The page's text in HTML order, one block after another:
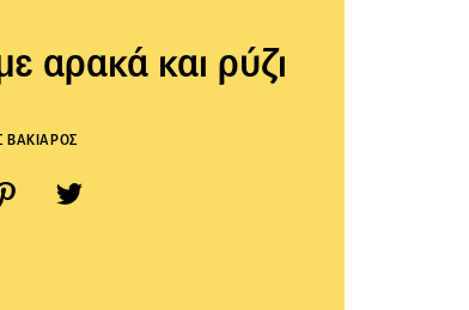
αρακά και ρύζι